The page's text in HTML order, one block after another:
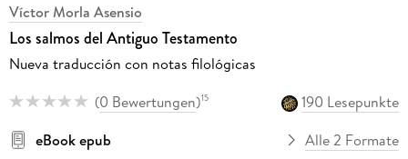
Víctor Morla Asensio
Los salmos del Antiguo Testamento
Nueva traducción con notas filológicas
(0 Bewertungen)15
190 Lesepunkte
eBook epub
Alle 2 Formate